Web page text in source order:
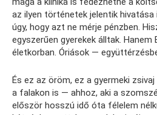
az ilyen történetek jelentik
úgy, hogy azt ne mérje pénzben.
egyszerűen gyerekek álltak. Hanem
életkorban. Óriások —
És ez az öröm, ez a gyermeki
a falakon is — ahhoz, aki a
először hosszú idő óta félelem